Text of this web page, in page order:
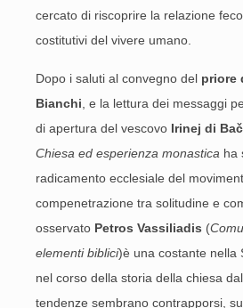
cercato di riscoprire la relazione
costitutivi del vivere umano.
Dopo i saluti al convegno del priore
Bianchi , e la lettura dei messaggi
di apertura del vescovo Irinej di Bač
Chiesa ed esperienza monastica ha
radicamento ecclesiale del
compenetrazione tra solitudine e
osservato Petros Vassiliadis (
elementi biblici)è una costante nella
nel corso della storia della chiesa
tendenze sembrano contrapporsi,